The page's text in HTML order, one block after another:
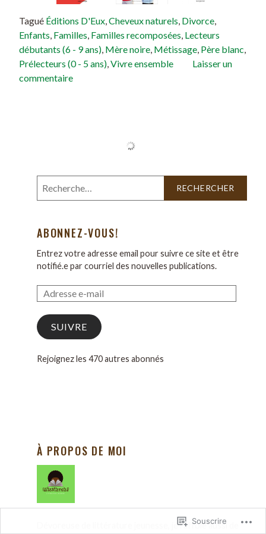
Tagué Éditions D'Eux Cheveux naturels Divorce
Enfants Familles Familles recomposées Lecteurs
débutants (6 - 9 ans) Mère noire Métissage Père blanc
Prélecteurs (0 - 5 ans) Vivre ensemble
Laisser un
commentaire
ABONNEZ-VOUS!
Entrez votre adresse email pour suivre ce site et être
notifié.e par courriel des nouvelles publications.
SUIVRE
Rejoignez les 470 autres abonnés
À PROPOS DE MOI
Dévoreuse de littérature jeunesse, je raffole aussi de
Souscrire